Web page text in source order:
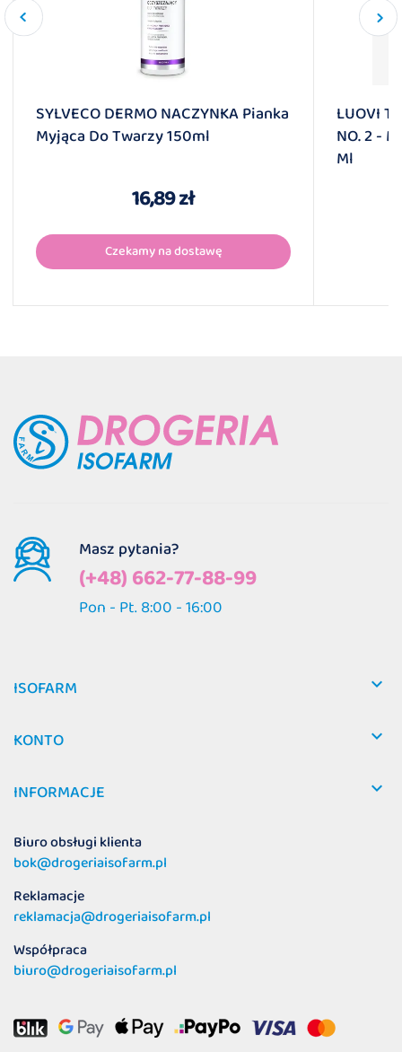
SYLVECO DERMO NACZYNKA Pianka
Myjąca Do Twarzy 150ml
16,89 zł
Czekamy na dostawę
LUOVI
NO. 2 -
Ml
Masz pytania?
(+48) 662-77-88-99
Pon - Pt. 8:00 - 16:00
ISOFARM 
KONTO 
INFORMACJE 
Biuro obsługi klienta
bok@drogeriaisofarm.pl
Reklamacje
reklamacja@drogeriaisofarm.pl
Współpraca
biuro@drogeriaisofarm.pl